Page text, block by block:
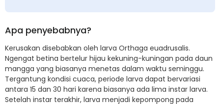
Apa penyebabnya?
Kerusakan disebabkan oleh larva Orthaga euadrusalis.
Ngengat betina bertelur hijau kekuning-kuningan pada daun
mangga yang biasanya menetas dalam waktu seminggu.
Tergantung kondisi cuaca, periode larva dapat bervariasi
antara 15 dan 30 hari karena biasanya ada lima instar larva.
Setelah instar terakhir, larva menjadi kepompong pada